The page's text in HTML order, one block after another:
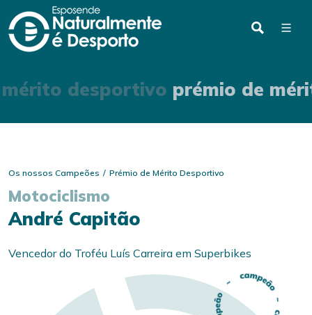
desportivo prémio de
Os nossos Campeões Prémio de Mérito Desportivo
Motociclismo
André Capitão
Vencedor do Troféu Luís Carreira em Superbikes